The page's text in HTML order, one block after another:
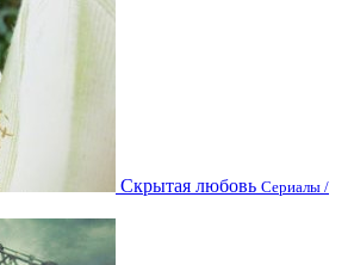
Скрытая любовь Сериалы /